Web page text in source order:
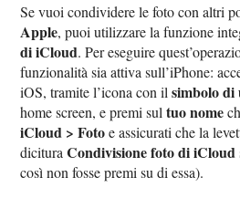
Se vuoi condividere le foto con altri
Apple, puoi utilizzare la funzione
di iCloud. Per eseguire
funzionalità sia attiva sull’iPhone:
iOS, tramite l’icona con ilsimbolo
home screen, e premi sultuo nome
iCloud > Fotoe assicurati che la
dicituraCondivisione foto di iCloud
così non fosse premi su di essa).